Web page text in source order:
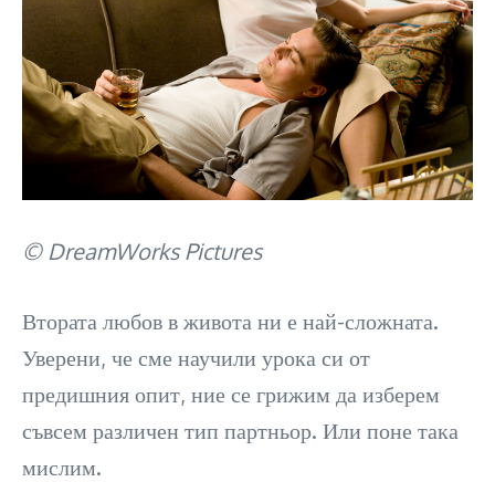
© DreamWorks Pictures
Втората любов в живота ни е най-сложната.
Уверени, че сме научили урока си от
предишния опит, ние се грижим да изберем
съвсем различен тип партньор. Или поне така
мислим.